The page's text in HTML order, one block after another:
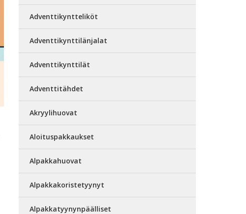
Adventtikyntteliköt
Adventtikynttilänjalat
Adventtikynttilät
Adventtitähdet
Akryylihuovat
Aloituspakkaukset
Alpakkahuovat
Alpakkakoristetyynyt
Alpakkatyynynpäälliset